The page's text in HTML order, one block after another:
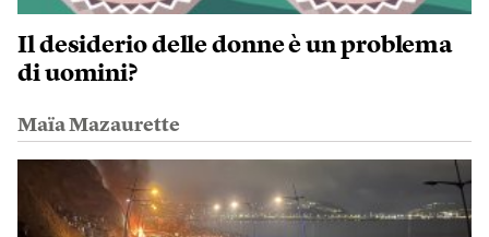
Il desiderio delle donne è un problema
di uomini?
Maïa Mazaurette